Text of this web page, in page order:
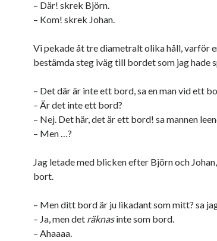
– Där! skrek Björn.
– Kom! skrek Johan.
Vi pekade åt tre diametralt olika håll, varför
bestämda steg iväg till bordet som jag hade
– Det där är inte ett bord, sa en man vid ett
– Är det inte ett bord?
– Nej. Det här, det är ett bord! sa mannen
– Men …?
Jag letade med blicken efter Björn och
bort.
– Men ditt bord är ju likadant som mitt? sa
– Ja, men det räknasinte som bord.
– Ahaaaa.